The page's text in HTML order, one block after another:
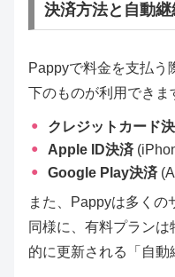
決済方法と自動
Pappyで料金を支払う
下のものが利用できま
クレジットカード
Apple ID決済
Google Play決済
また、Pappyは多くの
同様に、有料プラン
的に更新される「自動